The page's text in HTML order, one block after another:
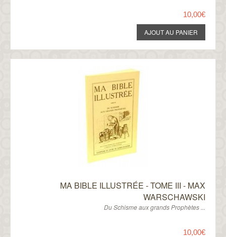
10,00€
MA BIBLE ILLUSTRÉE - TOME III - MAX
WARSCHAWSKI
Du Schisme aux grands Prophètes ...
10,00€